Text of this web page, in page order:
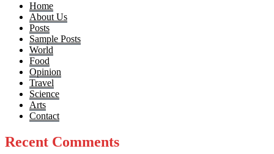
Home
About Us
Posts
Sample Posts
World
Food
Opinion
Travel
Science
Arts
Contact
Recent Comments